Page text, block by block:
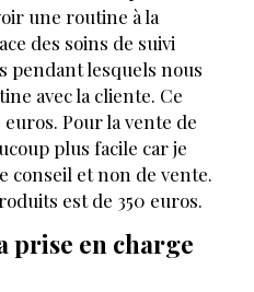
une routine à la
des soins de suivi
pendant lesquels nous
avec la cliente. Ce
Pour la vente de
plus facile car je
conseil et non de vente.
est de 350 euros.
prise en charge